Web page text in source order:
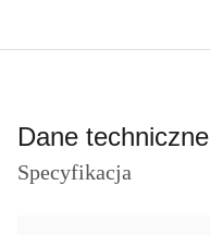
Dane techniczne
Specyfikacja